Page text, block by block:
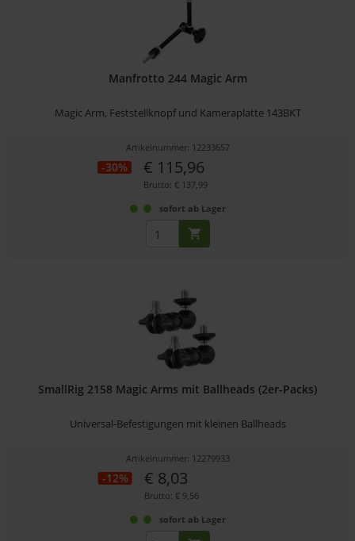
Manfrotto 244 Magic Arm
Magic Arm, Feststellknopf und Kameraplatte 143BKT
Artikelnummer: 12233657
-30% € 115,96
Brutto: € 137,99
sofort ab Lager
SmallRig 2158 Magic Arms mit Ballheads (2er-Packs)
Universal-Befestigungen mit kleinen Ballheads
Artikelnummer: 12279933
-12% € 8,03
Brutto: € 9,56
sofort ab Lager